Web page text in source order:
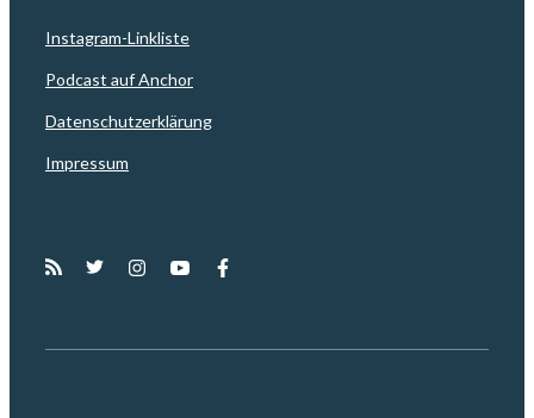
Instagram-Linkliste
Podcast auf Anchor
Datenschutzerklärung
Impressum